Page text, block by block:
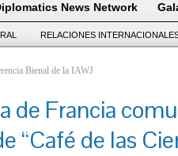
News Network
RELACIONES
Bienal de la IAWJ
de Francia
“Café de las